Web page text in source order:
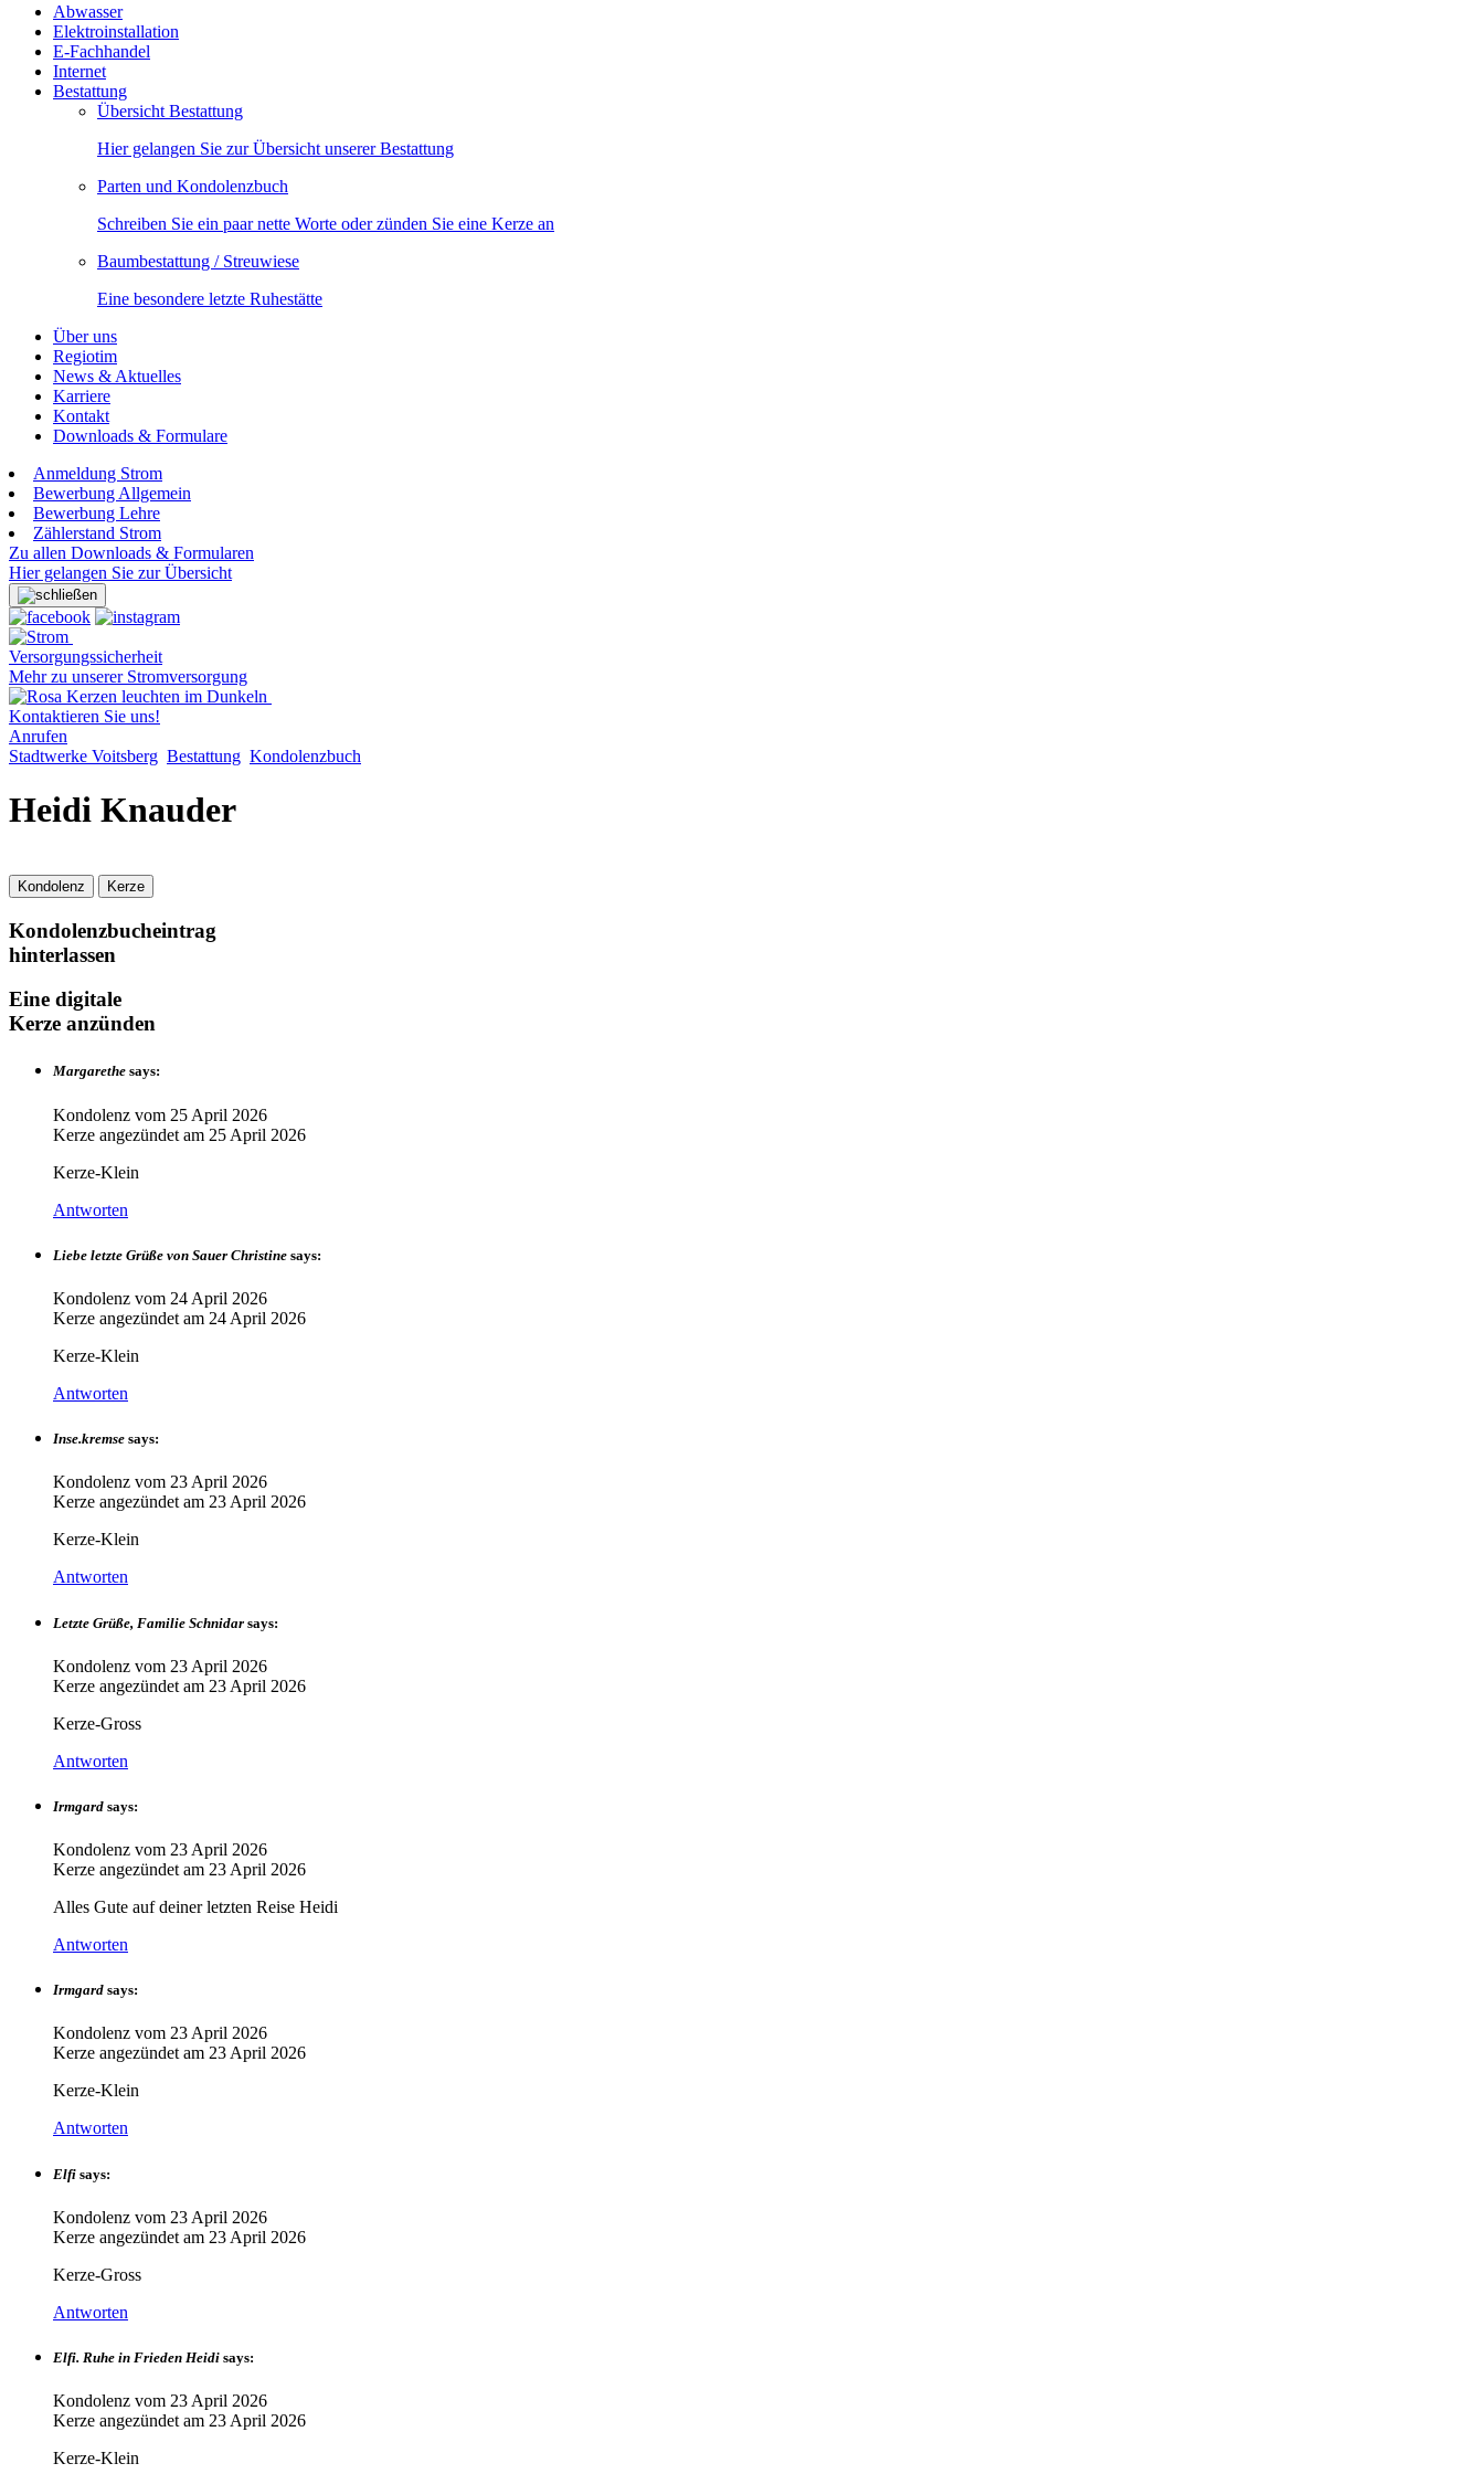
Abwasser
Elektroinstallation
E-Fachhandel
Internet
Bestattung
Übersicht Bestattung
Hier gelangen Sie zur Übersicht unserer Bestattung
Parten und Kondolenzbuch
Schreiben Sie ein paar nette Worte oder zünden Sie eine Kerze an
Baumbestattung / Streuwiese
Eine besondere letzte Ruhestätte
Über uns
Regiotim
News & Aktuelles
Karriere
Kontakt
Downloads & Formulare
Anmeldung Strom
Bewerbung Allgemein
Bewerbung Lehre
Zählerstand Strom
Zu allen Downloads & Formularen
Hier gelangen Sie zur Übersicht
Versorgungssicherheit
Mehr zu unserer Stromversorgung
Kontaktieren Sie uns!
Anrufen
Stadtwerke Voitsberg Bestattung Kondolenzbuch
Heidi Knauder
Kondolenz Kerze
Kondolenzbucheintrag
hinterlassen
Eine digitale
Kerze anzünden
Margarethe says:
Kondolenz vom 25 April 2026
Kerze angezündet am 25 April 2026
Kerze-Klein
Antworten
Liebe letzte Grüße von Sauer Christine says:
Kondolenz vom 24 April 2026
Kerze angezündet am 24 April 2026
Kerze-Klein
Antworten
Inse.kremse says:
Kondolenz vom 23 April 2026
Kerze angezündet am 23 April 2026
Kerze-Klein
Antworten
Letzte Grüße, Familie Schnidar says:
Kondolenz vom 23 April 2026
Kerze angezündet am 23 April 2026
Kerze-Gross
Antworten
Irmgard says:
Kondolenz vom 23 April 2026
Kerze angezündet am 23 April 2026
Alles Gute auf deiner letzten Reise Heidi
Antworten
Irmgard says:
Kondolenz vom 23 April 2026
Kerze angezündet am 23 April 2026
Kerze-Klein
Antworten
Elfi says:
Kondolenz vom 23 April 2026
Kerze angezündet am 23 April 2026
Kerze-Gross
Antworten
Elfi. Ruhe in Frieden Heidi says:
Kondolenz vom 23 April 2026
Kerze angezündet am 23 April 2026
Kerze-Klein